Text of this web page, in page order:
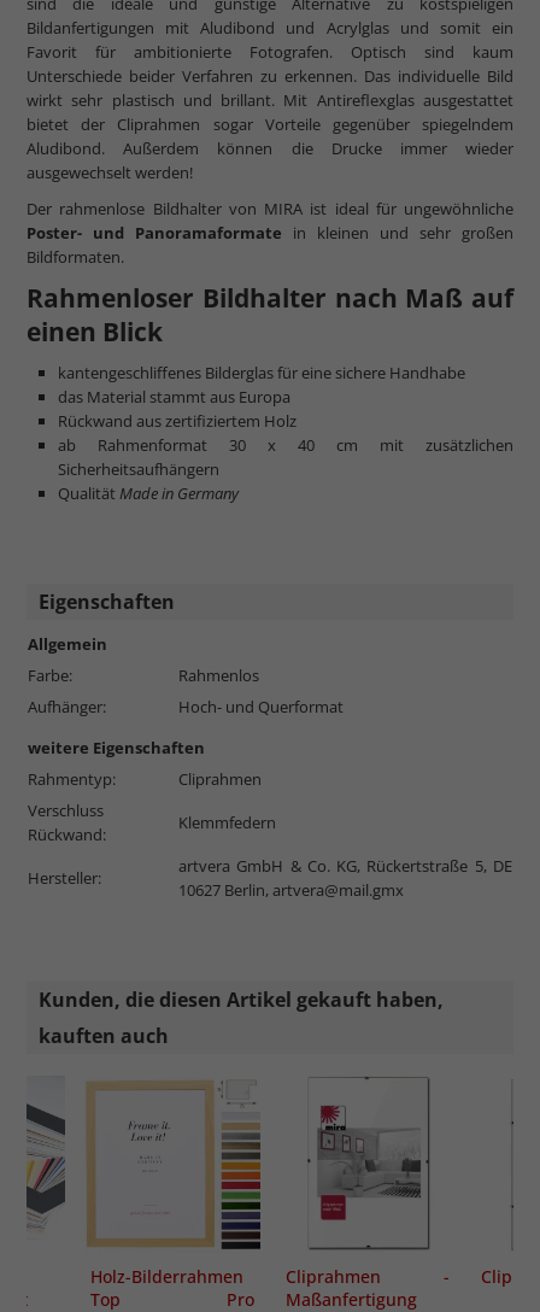
Bildanfertigungen mit Aludibond und Acrylglas und somit ein
Favorit für ambitionierte Fotografen. Optisch sind kaum
Unterschiede beider Verfahren zu erkennen. Das individuelle Bild
wirkt sehr plastisch und brillant. Mit Antireflexglas ausgestattet
bietet der Cliprahmen sogar Vorteile gegenüber spiegelndem
Aludibond. Außerdem können die Drucke immer wieder
ausgewechselt werden!
Der rahmenlose Bildhalter von MIRA ist ideal für ungewöhnliche
Poster- und Panoramaformate in kleinen und sehr großen
Bildformaten.
Rahmenloser Bildhalter nach Maß auf
einen Blick
kantengeschliffenes Bilderglas für eine sichere Handhabe
das Material stammt aus Europa
Rückwand aus zertifiziertem Holz
ab Rahmenformat 30 x 40 cm mit zusätzlichen
Sicherheitsaufhängern
Qualität Made in Germany
Eigenschaften
Allgemein
Farbe:
Rahmenlos
Aufhänger:
Hoch- und Querformat
weitere Eigenschaften
Rahmentyp:
Cliprahmen
Verschluss
Rückwand:
Klemmfedern
Hersteller:
artvera GmbH & Co. KG, Rückertstraße 5, DE
10627 Berlin,artvera@mail.gmx
Kunden, die diesen Artikel gekauft haben,
kauften auch
Holz-Bilderrahmen
Top Pro
Cliprahmen -
Maßanfertigung